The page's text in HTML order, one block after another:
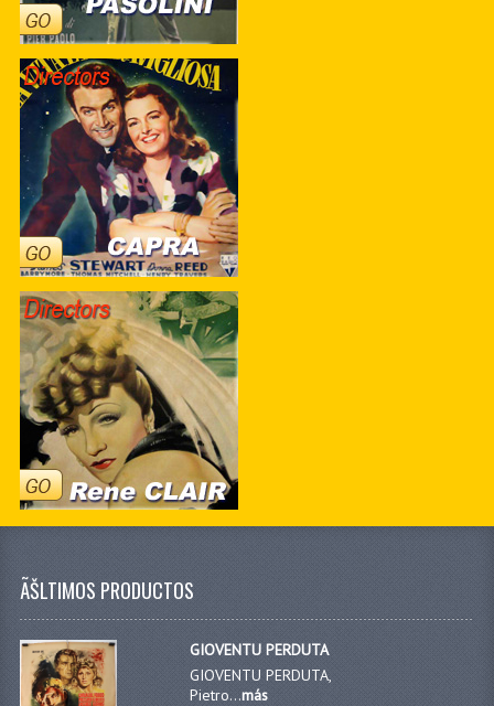
ÃŠLTIMOS PRODUCTOS
GIOVENTU PERDUTA
GIOVENTU PERDUTA,
Pietro...más